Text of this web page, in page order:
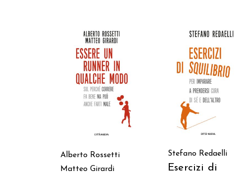
AGGIUNGI AL CARRELLO
Alberto Rossetti
Matteo Girardi
AGGIUNGI AL CARRELLO
Stefano Redaelli
Esercizi di